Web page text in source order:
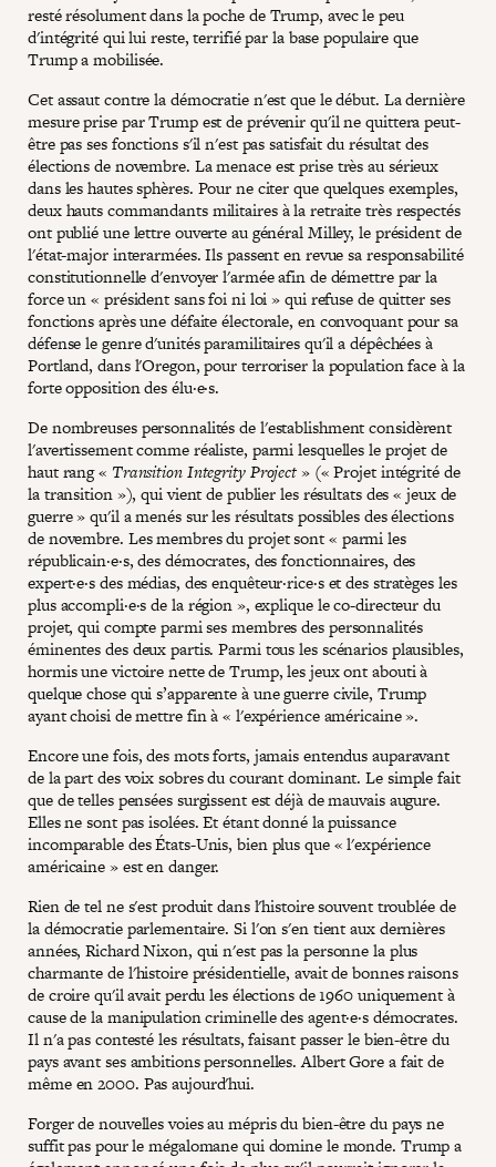
resté résolument dans la poche de Trump, avec le peu
d'intégrité qui lui reste, terrifié par la base populaire que
Trump a mobilisée.
Cet assaut contre la démocratie n'est que le début. La dernière
mesure prise par Trump est de prévenir qu'il ne quittera peut-
être pas ses fonctions s'il n'est pas satisfait du résultat des
élections de novembre. La menace est prise très au sérieux
dans les hautes sphères. Pour ne citer que quelques exemples,
deux hauts commandants militaires à la retraite très respectés
ont publié une lettre ouverte au général Milley, le président de
l'état-major interarmées. Ils passent en revue sa responsabilité
constitutionnelle d'envoyer l'armée afin de démettre par la
force un « président sans foi ni loi » qui refuse de quitter ses
fonctions après une défaite électorale, en convoquant pour sa
défense le genre d'unités paramilitaires qu'il a dépêchées à
Portland, dans l'Oregon, pour terroriser la population face à la
forte opposition des élu·e·s.
De nombreuses personnalités de l'establishment considèrent
l'avertissement comme réaliste, parmi lesquelles le projet de
haut rang « Transition Integrity Project» (« Projet intégrité de
la transition »), qui vient de publier les résultats des « jeux de
guerre » qu'il a menés sur les résultats possibles des élections
de novembre. Les membres du projet sont « parmi les
républicain·e·s, des démocrates, des fonctionnaires, des
expert·e·s des médias, des enquêteur·rice·s et des stratèges les
plus accompli·e·s de la région », explique le co-directeur du
projet, qui compte parmi ses membres des personnalités
éminentes des deux partis. Parmi tous les scénarios plausibles,
hormis une victoire nette de Trump, les jeux ont abouti à
quelque chose qui s’apparente à une guerre civile, Trump
ayant choisi de mettre fin à « l'expérience américaine ».
Encore une fois, des mots forts, jamais entendus auparavant
de la part des voix sobres du courant dominant. Le simple fait
que de telles pensées surgissent est déjà de mauvais augure.
Elles ne sont pas isolées. Et étant donné la puissance
incomparable des États-Unis, bien plus que « l'expérience
américaine » est en danger.
Rien de tel ne s'est produit dans l'histoire souvent troublée de
la démocratie parlementaire. Si l'on s'en tient aux dernières
années, Richard Nixon, qui n'est pas la personne la plus
charmante de l'histoire présidentielle, avait de bonnes raisons
de croire qu'il avait perdu les élections de 1960 uniquement à
cause de la manipulation criminelle des agent·e·s démocrates.
Il n'a pas contesté les résultats, faisant passer le bien-être du
pays avant ses ambitions personnelles. Albert Gore a fait de
même en 2000. Pas aujourd'hui.
Forger de nouvelles voies au mépris du bien-être du pays ne
suffit pas pour le mégalomane qui domine le monde. Trump a